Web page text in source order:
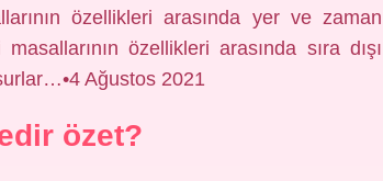
özellikleri arasında yer ve zaman
özellikleri arasında sıra dışı
Ağustos 2021
özet?